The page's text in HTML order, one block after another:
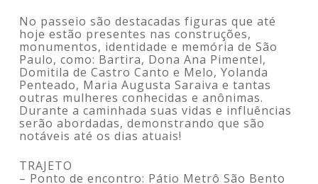
No passeio são destacadas figuras que até
hoje estão presentes nas construções,
monumentos, identidade e memória de São
Paulo, como: Bartira, Dona Ana Pimentel,
Domitila de Castro Canto e Melo, Yolanda
Penteado, Maria Augusta Saraiva e tantas
outras mulheres conhecidas e anônimas.
Durante a caminhada suas vidas e influências
serão abordadas, demonstrando que são
notáveis até os dias atuais!
TRAJETO
– Ponto de encontro: Pátio Metrô São Bento